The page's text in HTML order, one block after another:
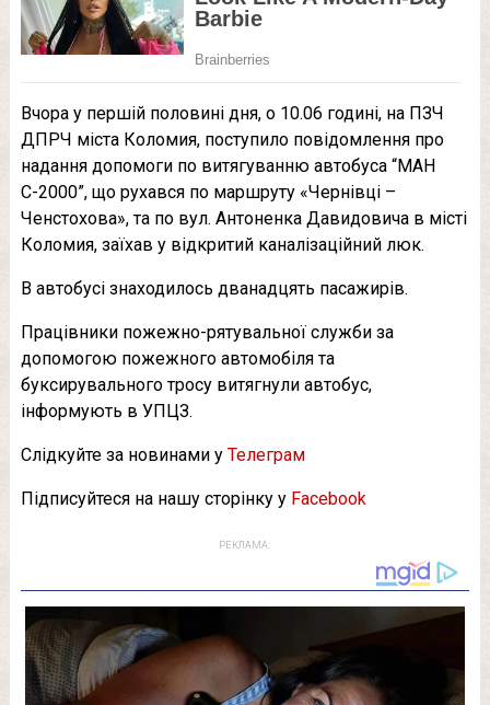
Вчора у першій половині дня, о 10.06 годині, на ПЗЧ
ДПРЧ міста Коломия, поступило повідомлення про
надання допомоги по витягуванню автобуса “МАН
С-2000”, що рухався по маршруту «Чернівці –
Ченстохова», та по вул. Антоненка Давидовича в місті
Коломия, заїхав у відкритий каналізаційний люк.
В автобусі знаходилось дванадцять пасажирів.
Працівники пожежно-рятувальної служби за
допомогою пожежного автомобіля та
буксирувального тросу витягнули автобус,
інформують в УПЦЗ.
Слідкуйте за новинами у Телеграм
Підписуйтеся на нашу сторінку у Facebook
РЕКЛАМА: